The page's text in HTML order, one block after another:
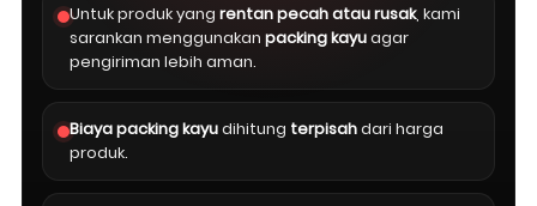
Untuk produk yang rentan pecah atau rusak, kami
sarankan menggunakan packing kayuagar
pengiriman lebih aman.
Biaya packing kayudihitung terpisahdari harga
produk.